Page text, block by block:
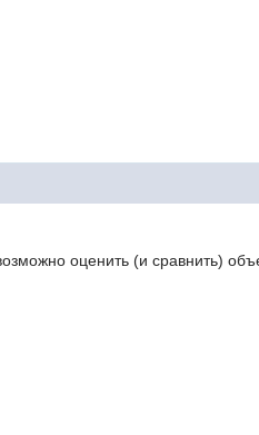
оценить (и сравнить)